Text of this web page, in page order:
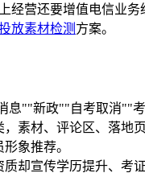
经营还要增值电信业
放素材检测 方案。
息""新政""自考取消""
素材、评论区、落地页
象推荐。
质却宣传学历提升、考证